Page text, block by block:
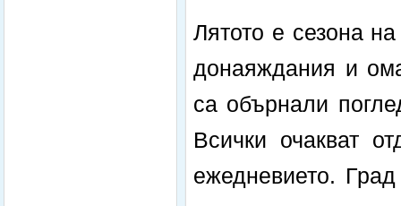
Лятото е сезона
донаяждания и
са обърнали
Всички очакват
ежедневието.